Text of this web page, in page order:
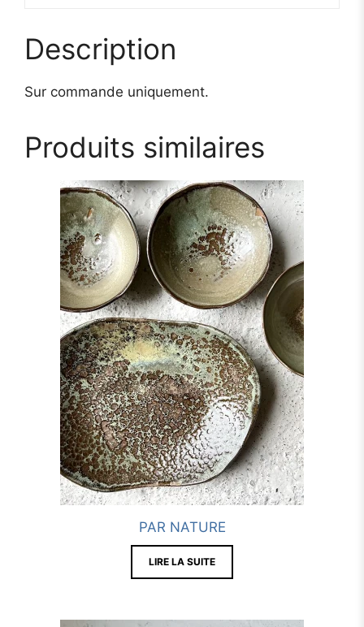
Description
Sur commande uniquement.
Produits similaires
PAR NATURE
LIRE LA SUITE